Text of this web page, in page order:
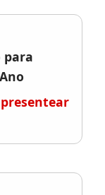
para